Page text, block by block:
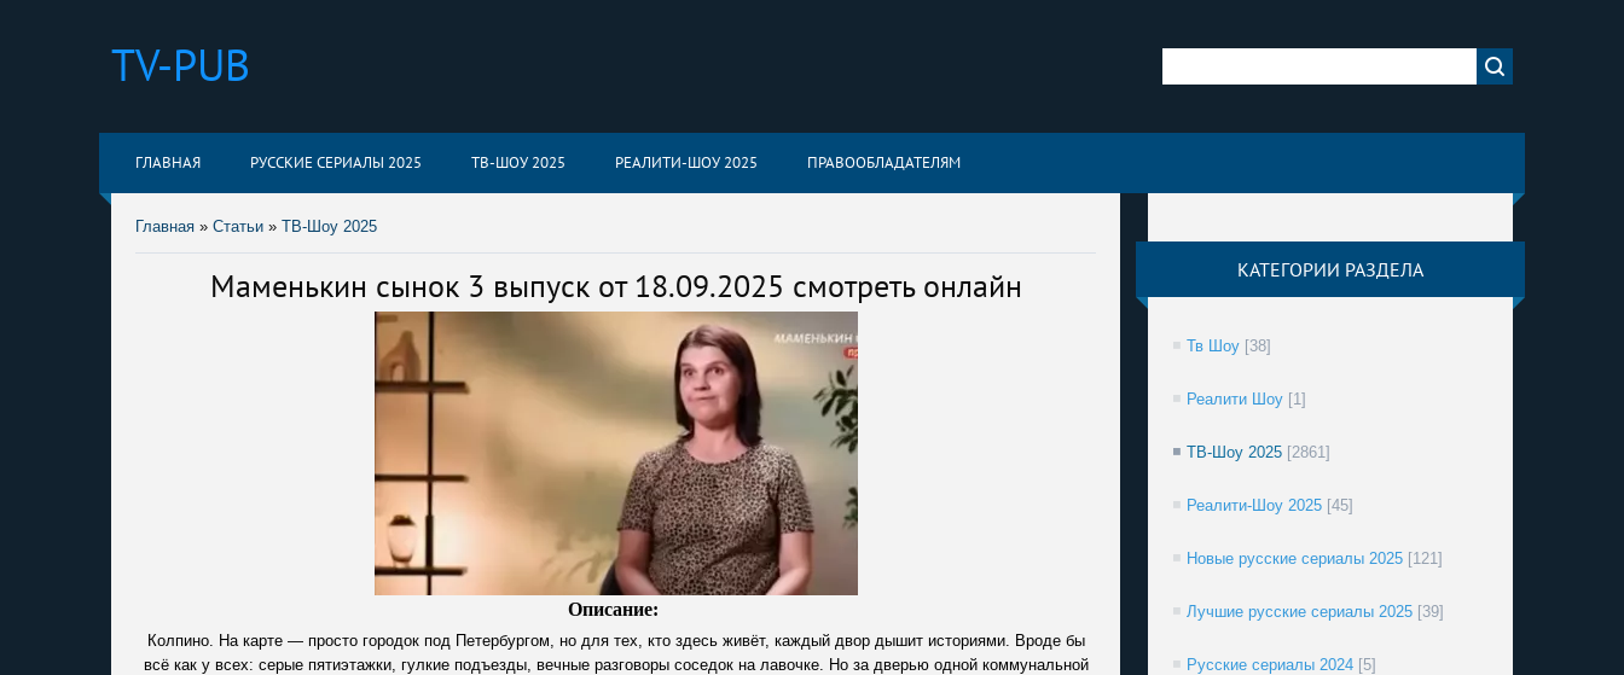
TV-PUB
ГЛАВНАЯ РУССКИЕ СЕРИАЛЫ 2025 ТВ-ШОУ 2025 РЕАЛИТИ-ШОУ 2025 ПРАВООБЛАДАТЕЛЯМ
Главная » Статьи » ТВ-Шоу 2025
Маменькин сынок 3 выпуск от 18.09.2025 смотреть онлайн
Описание:
Колпино. На карте — просто городок под Петербургом, но для тех, кто здесь живёт, каждый двор дышит историями. Вроде бы
всё как у всех: серые пятиэтажки, гулкие подъезды, вечные разговоры соседок на лавочке. Но за дверью одной коммунальной
КАТЕГОРИИ РАЗДЕЛА
Тв Шоу [38]
Реалити Шоу [1]
ТВ-Шоу 2025 [2861]
Реалити-Шоу 2025 [45]
Новые русские сериалы 2025 [121]
Лучшие русские сериалы 2025 [39]
Русские сериалы 2024 [5]